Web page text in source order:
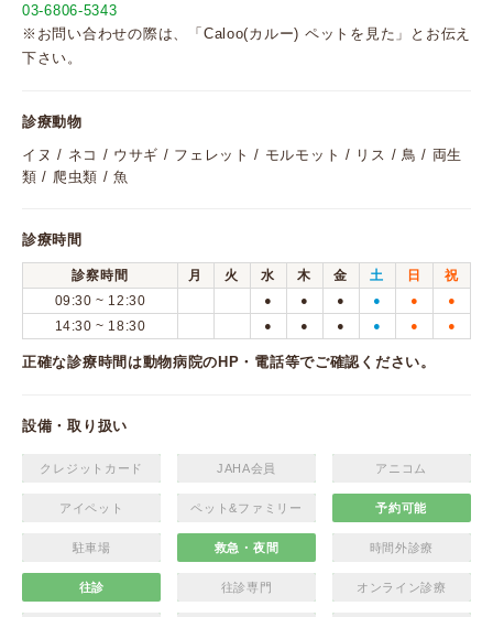
03-6806-5343
※お問い合わせの際は、「Caloo(カルー) ペットを見た」とお伝え
下さい。
診療動物
イヌ / ネコ / ウサギ / フェレット / モルモット / リス / 鳥 / 両生
類 / 爬虫類 / 魚
診療時間
診察時間 月 火 水 木 金 土 日
祝
09:30 ~ 12:30
● ● ● ● ● ●
14:30 ~ 18:30 ● ● ● ● ● ●
正確な診療時間は動物病院のHP・電話等でご確認ください。
設備・取り扱い
クレジットカード JAHA会員 アニコム
アイペット ペット&ファミリー 予約可能
駐車場 救急・夜間 時間外診療
往診 往診専門 オンライン診療